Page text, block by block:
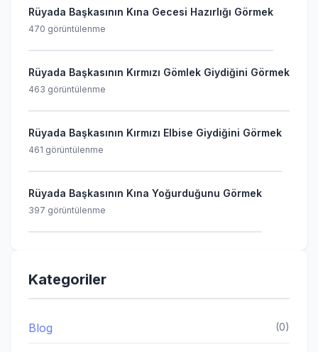
Rüyada Başkasının Kına Gecesi Hazırlığı Görmek
470 görüntülenme
Rüyada Başkasının Kırmızı Gömlek Giydiğini Görmek
463 görüntülenme
Rüyada Başkasının Kırmızı Elbise Giydiğini Görmek
461 görüntülenme
Rüyada Başkasının Kına Yoğurduğunu Görmek
397 görüntülenme
Kategoriler
Blog (0)